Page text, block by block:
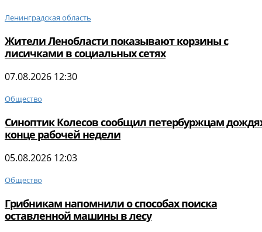
Ленинградская область
Жители Ленобласти показывают корзины с
лисичками в социальных сетях
07.08.2026 12:30
Общество
Синоптик Колесов сообщил петербуржцам
конце рабочей недели
05.08.2026 12:03
Общество
Грибникам напомнили о способах поиска
оставленной машины в лесу